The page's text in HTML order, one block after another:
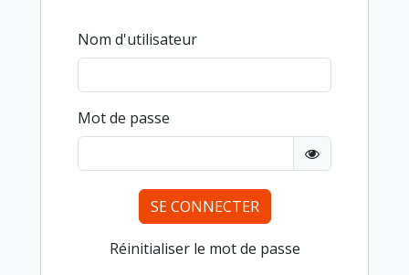
Nom d'utilisateur
Mot de passe
SE CONNECTER
Réinitialiser le mot de passe